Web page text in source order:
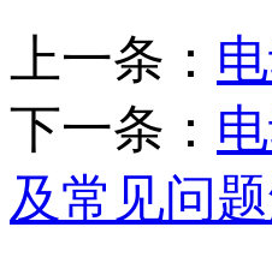
上一条：
下一条：
及常见问